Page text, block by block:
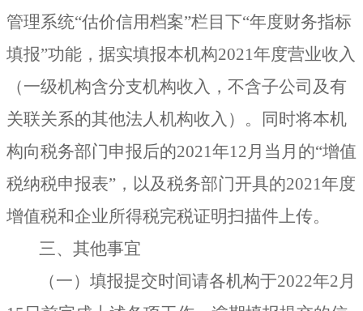
管理系统“估价信用档案”栏目下“年度财务指标
填报”功能，据实填报本机构2021年度营业收入
（一级机构含分支机构收入，不含子公司及有
关联关系的其他法人机构收入）。同时将本机
构向税务部门申报后的2021年12 月当月的“增值
税纳税申报表” ，以及税务部门开具的2021年度
增值税和企业所得税完税证明扫描件上传。
三、其他事宜
（一）填报提交时间请各机构于2022年2 月